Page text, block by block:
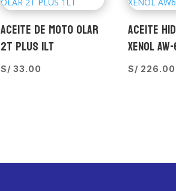
ACEITE DE MOTO OLAR
2T PLUS 1LT
S/ 33.00
ACEITE
XENOL
S/ 226.00